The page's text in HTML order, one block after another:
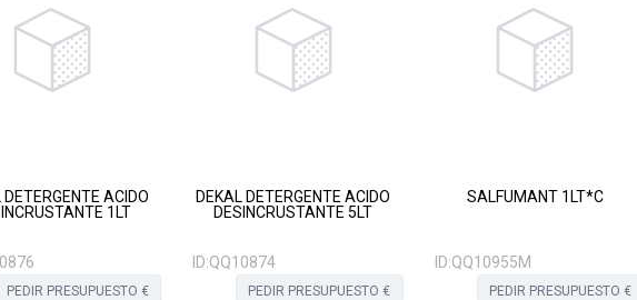
DETERGENTE ACIDO
1LT
PEDIR PRESUPUESTO €
DEKAL DETERGENTE ACIDO
DESINCRUSTANTE 5LT
ID:QQ10874
PEDIR PRESUPUESTO €
SALFUMANT 1LT*C
ID:QQ10955M
PEDIR PRESUPUESTO €